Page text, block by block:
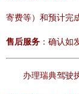
寄费等）和预计完
售后服务 ：确认如
办理瑞典驾驶